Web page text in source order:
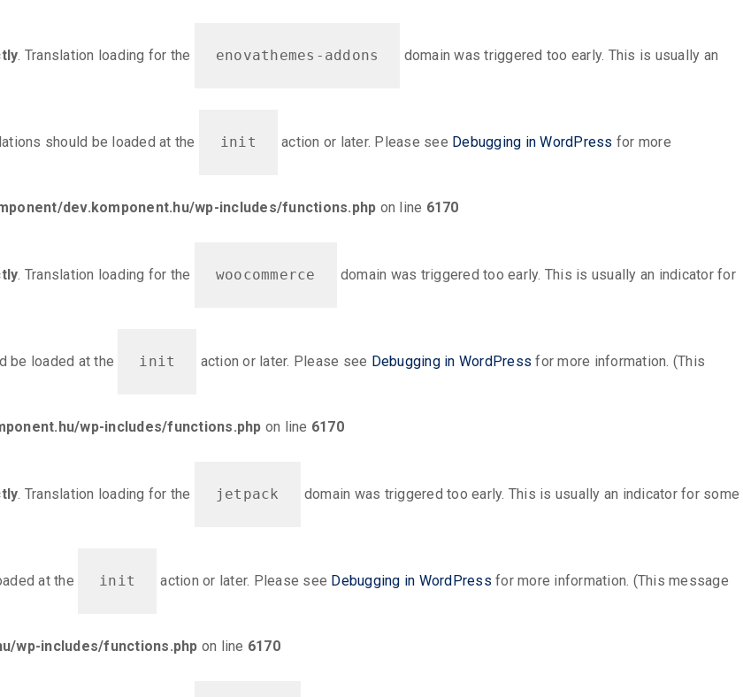
. Translation loading for the enovathemes-addons domain was triggered too early. This is usually an
should be loaded at the init action or later. Please see Debugging in WordPress for more
dev.komponent.hu/wp-includes/functions.php on line 6170
. Translation loading for the woocommerce domain was triggered too early. This is usually an indicator for
be loaded at the init action or later. Please see Debugging in WordPress for more information. (This
wp-includes/functions.php on line 6170
. Translation loading for the jetpack domain was triggered too early. This is usually an indicator for some
at the init action or later. Please see Debugging in WordPress for more information. (This message
wp-includes/functions.php on line 6170